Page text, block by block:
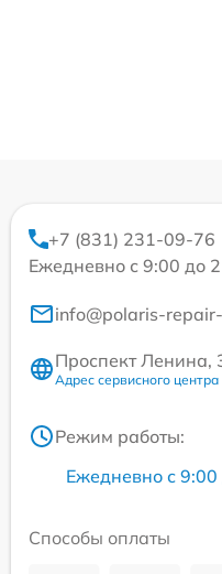
+7 (831) 231-09-76
Ежедневно с 9:00 до
info@polaris-
Проспект Ленина,
Адрес сервисного
Режим работы:
Ежедневно с
Способы оплаты